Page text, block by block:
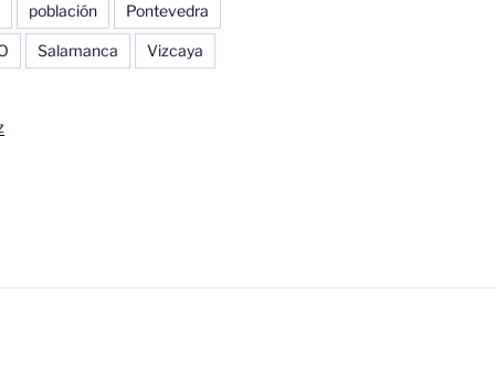
población Pontevedra
Salamanca Vizcaya